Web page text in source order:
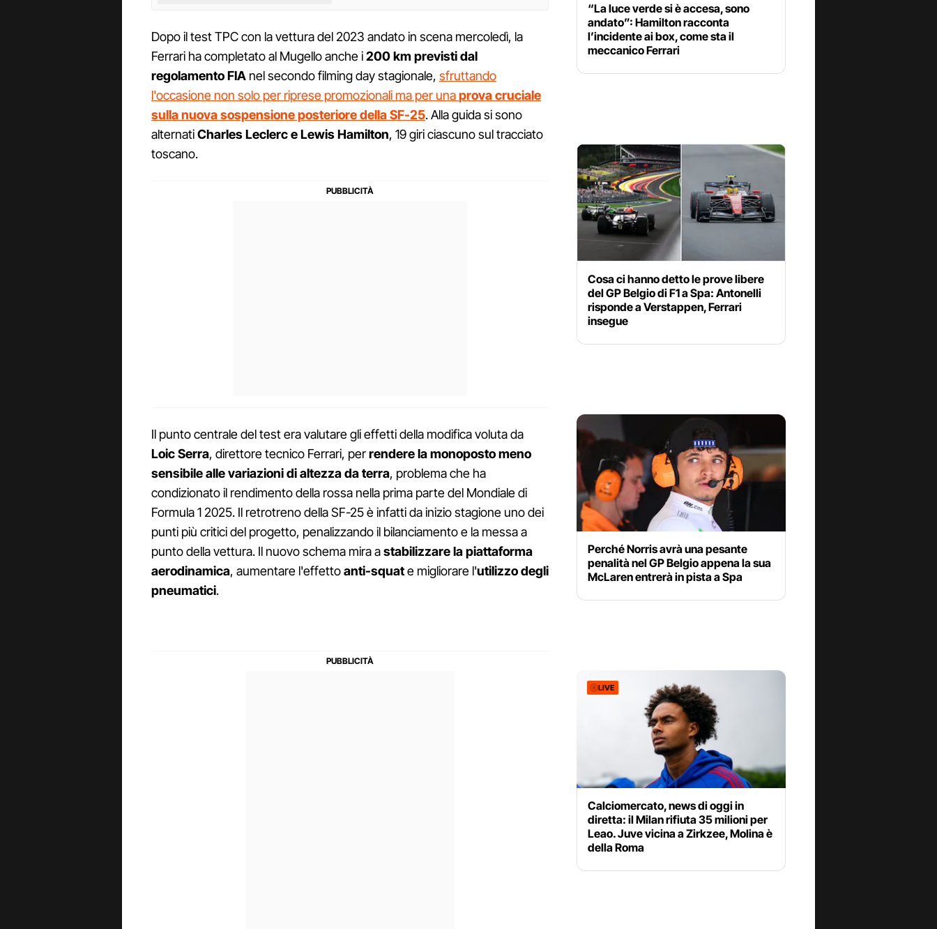
Dopo il test TPC con la vettura del 2023 andato in scena mercoledì, la
Ferrari ha completato al Mugello anche i200 km previsti dal
regolamento FIA nel secondo filming day stagionale, sfruttando
l'occasione non solo per riprese promozionali ma per unaprova cruciale
sulla nuova sospensione posteriore della SF-25. Alla guida si sono
alternatiCharles Leclerc e Lewis Hamilton, 19 giri ciascuno sul tracciato
toscano.
Il punto centrale del test era valutare gli effetti della modifica voluta da
Loic Serra, direttore tecnico Ferrari, perrendere la monoposto meno
sensibile alle variazioni di altezza da terra, problema che ha
condizionato il rendimento della rossa nella prima parte del Mondiale di
Formula 1 2025. Il retrotreno della SF-25 è infatti da inizio stagione uno dei
punti più critici del progetto, penalizzando il bilanciamento e la messa a
punto della vettura. Il nuovo schema mira astabilizzare la piattaforma
aerodinamica, aumentare l'effettoanti-squate migliorare l'utilizzo degli
pneumatici.
“La luce verde si è accesa, sono
andato”: Hamilton racconta
l’incidente ai box, come sta il
meccanico Ferrari
Cosa ci hanno detto le prove libere
del GP Belgio di F1 a Spa: Antonelli
risponde a Verstappen, Ferrari
insegue
Perché Norris avrà una pesante
penalità nel GP Belgio appena la sua
McLaren entrerà in pista a Spa
LIVE
Calciomercato, news di oggi in
diretta: il Milan rifiuta 35 milioni per
Leao. Juve vicina a Zirkzee, Molina è
della Roma